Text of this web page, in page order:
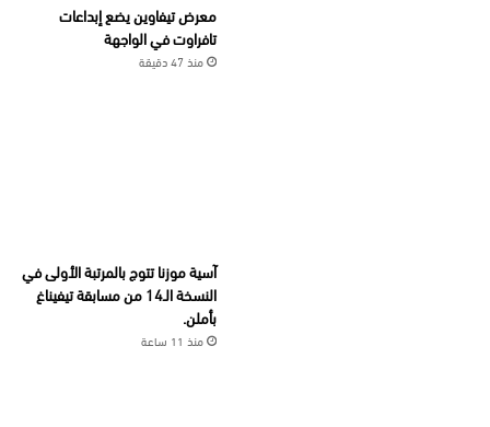
معرض تيفاوين يضع إبداعات
تافراوت في الواجهة
منذ 47 دقيقة
آسية موزنا تتوج بالمرتبة الأولى في
النسخة الـ14 من مسابقة تيفيناغ
بأملن.
منذ 11 ساعة